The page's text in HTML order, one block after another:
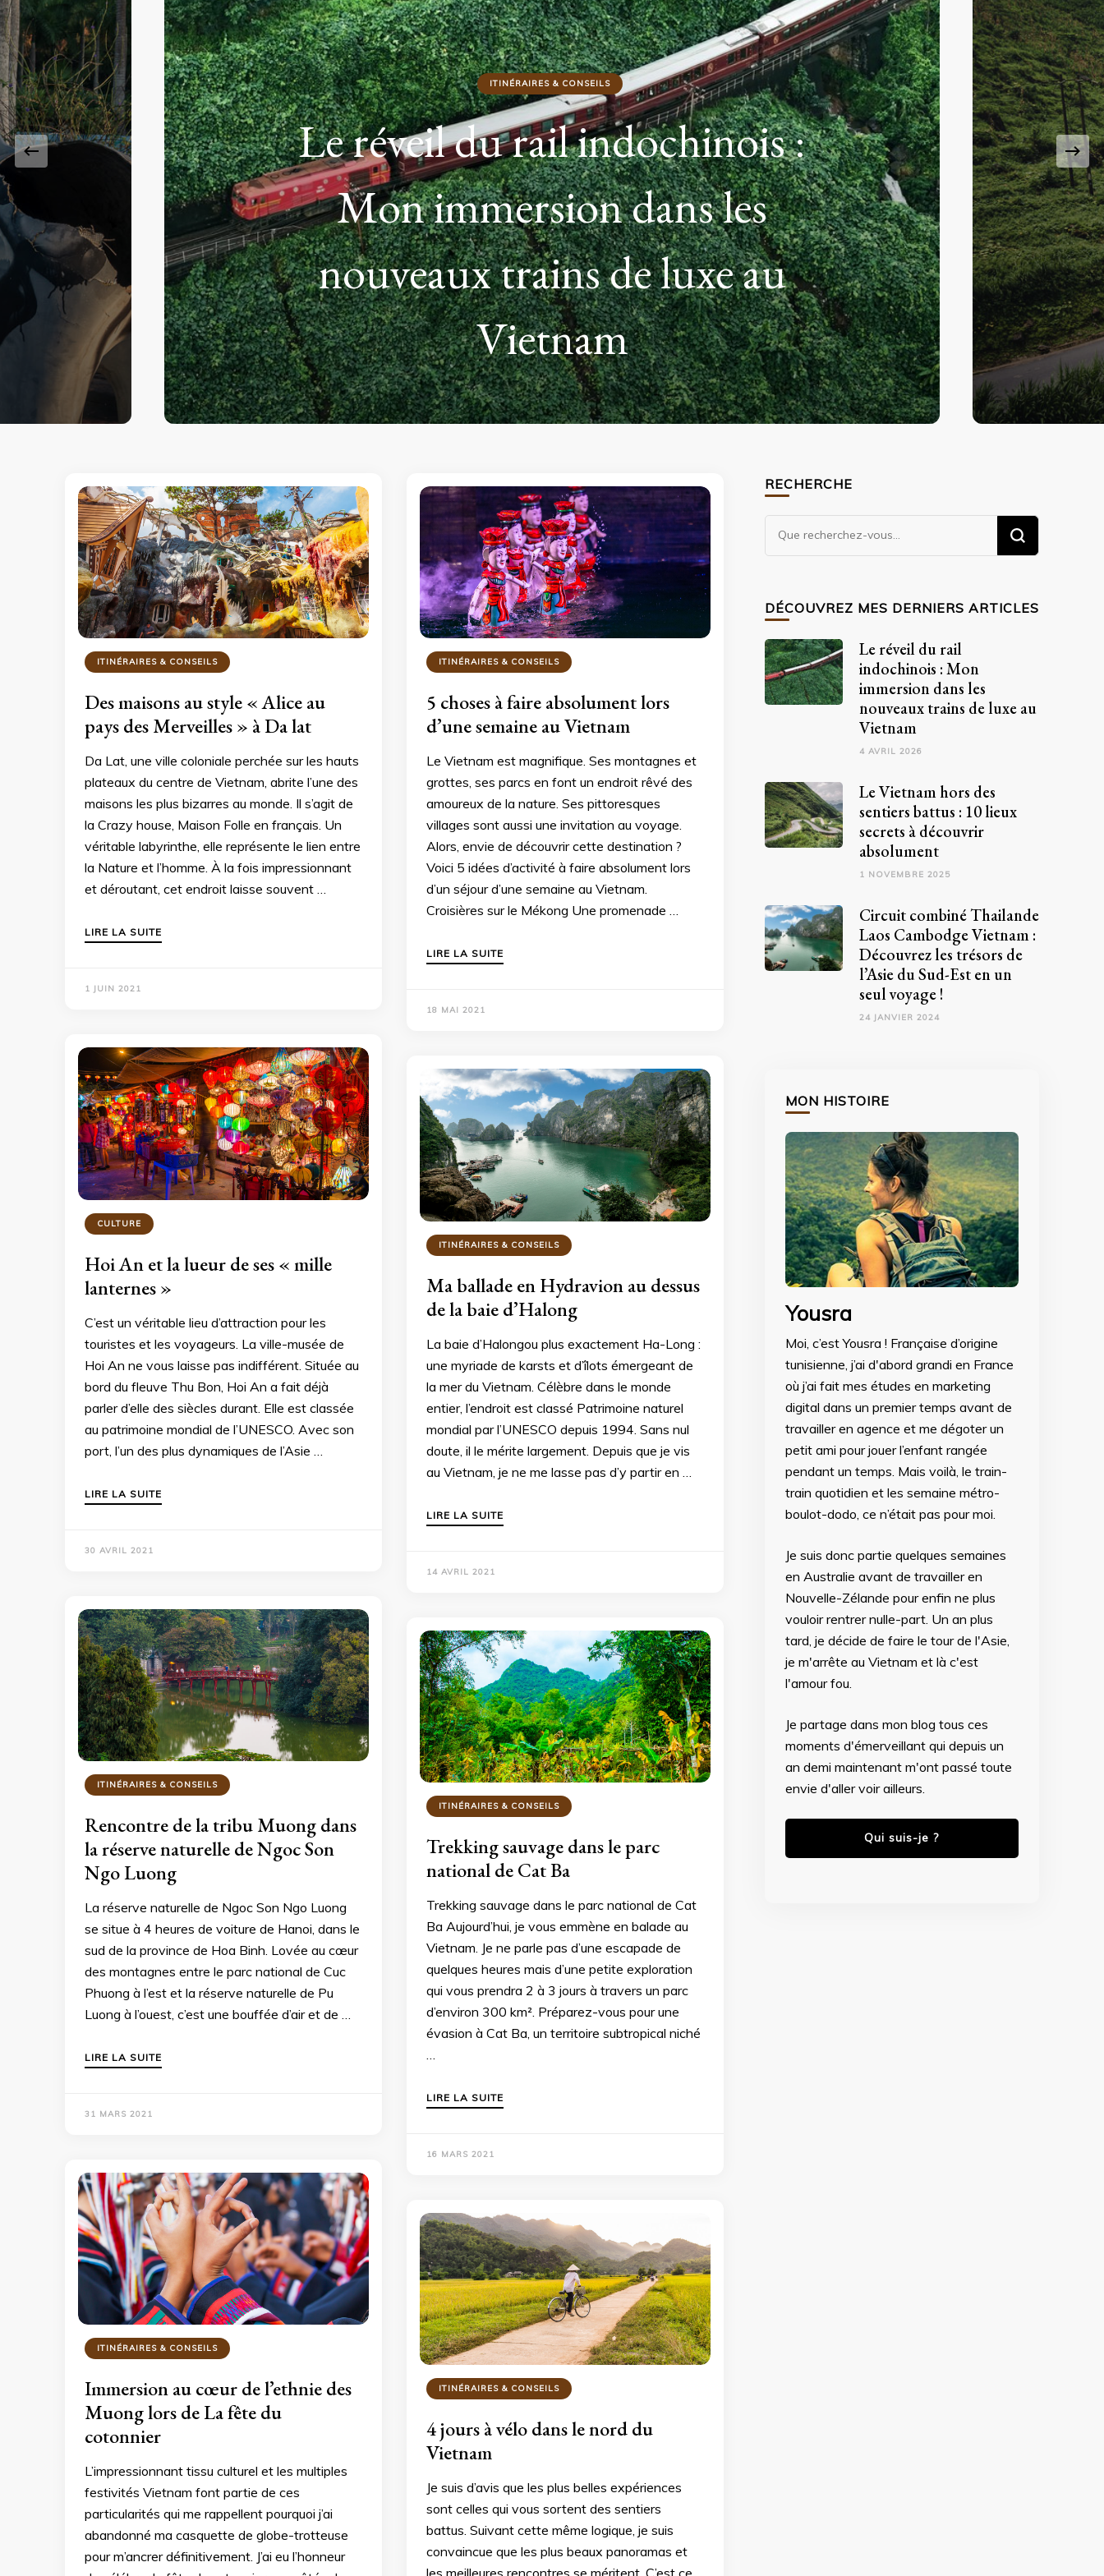
ITINÉRAIRES & CONSEILS
Le Vietnam hors des sentiers
battus : 10 lieux secrets à
découvrir absolument
ITINÉRAIRES & CONSEILS
Des maisons au style « Alice au
pays des Merveilles » à Da lat
Da Lat, une ville coloniale perchée sur les hauts
plateaux du centre de Vietnam, abrite l’une des
maisons les plus bizarres au monde. Il s’agit de
la Crazy house, Maison Folle en français. Un
véritable labyrinthe, elle représente le lien entre
la Nature et l’homme. À la fois impressionnant
et déroutant, cet endroit laisse souvent …
LIRE LA SUITE
1 JUIN 2021
ITINÉRAIRES & CONSEILS
5 choses à faire absolument lors
d’une semaine au Vietnam
Le Vietnam est magnifique. Ses montagnes et
grottes, ses parcs en font un endroit rêvé des
amoureux de la nature. Ses pittoresques
villages sont aussi une invitation au voyage.
Alors, envie de découvrir cette destination ?
Voici 5 idées d’activité à faire absolument lors
d’un séjour d’une semaine au Vietnam.
Croisières sur le Mékong Une promenade …
LIRE LA SUITE
18 MAI 2021
CULTURE
Hoi An et la lueur de ses « mille
lanternes »
C’est un véritable lieu d’attraction pour les
touristes et les voyageurs. La ville-musée de
Hoi An ne vous laisse pas indifférent. Située au
bord du fleuve Thu Bon, Hoi An a fait déjà
parler d’elle des siècles durant. Elle est classée
au patrimoine mondial de l’UNESCO. Avec son
port, l’un des plus dynamiques de l’Asie …
LIRE LA SUITE
30 AVRIL 2021
ITINÉRAIRES & CONSEILS
Ma ballade en Hydravion au dessus
de la baie d’Halong
La baie d’Halongou plus exactement Ha-Long :
une myriade de karsts et d’îlots émergeant de
la mer du Vietnam. Célèbre dans le monde
entier, l’endroit est classé Patrimoine naturel
mondial par l’UNESCO depuis 1994. Sans nul
doute, il le mérite largement. Depuis que je vis
au Vietnam, je ne me lasse pas d’y partir en …
LIRE LA SUITE
14 AVRIL 2021
ITINÉRAIRES & CONSEILS
Rencontre de la tribu Muong dans
la réserve naturelle de Ngoc Son
Ngo Luong
La réserve naturelle de Ngoc Son Ngo Luong
se situe à 4 heures de voiture de Hanoi, dans le
sud de la province de Hoa Binh. Lovée au cœur
des montagnes entre le parc national de Cuc
Phuong à l’est et la réserve naturelle de Pu
Luong à l’ouest, c’est une bouffée d’air et de …
LIRE LA SUITE
31 MARS 2021
ITINÉRAIRES & CONSEILS
Trekking sauvage dans le parc
national de Cat Ba
Trekking sauvage dans le parc national de Cat
Ba Aujourd’hui, je vous emmène en balade au
Vietnam. Je ne parle pas d’une escapade de
quelques heures mais d’une petite exploration
qui vous prendra 2 à 3 jours à travers un parc
d’environ 300 km². Préparez-vous pour une
évasion à Cat Ba, un territoire subtropical niché
LIRE LA SUITE
16 MARS 2021
ITINÉRAIRES & CONSEILS
Immersion au cœur de l’ethnie des
Muong lors de La fête du
cotonnier
L’impressionnant tissu culturel et les multiples
festivités Vietnam font partie de ces
particularités qui me rappellent pourquoi j’ai
abandonné ma casquette de globe-trotteuse
pour m’ancrer définitivement. J’ai eu l’honneur
ITINÉRAIRES & CONSEILS
4 jours à vélo dans le nord du
Vietnam
Je suis d’avis que les plus belles expériences
sont celles qui vous sortent des sentiers
battus. Suivant cette même logique, je suis
convaincue que les plus beaux panoramas et
les meilleures rencontres se méritent. C’est ce
RECHERCHE
Vous
recherchiez
chose
?
DÉCOUVREZ MES DERNIERS ARTICLES
Le réveil du rail
indochinois : Mon
immersion dans les
nouveaux trains de luxe au
Vietnam
4 AVRIL 2026
Le Vietnam hors des
sentiers battus : 10 lieux
secrets à découvrir
absolument
1 NOVEMBRE 2025
Circuit combiné Thailande
Laos Cambodge Vietnam :
Découvrez les trésors de
l’Asie du Sud-Est en un
seul voyage !
24 JANVIER 2024
MON HISTOIRE
Yousra
Moi, c’est Yousra ! Française d’origine
tunisienne, j’ai d'abord grandi en France
où j’ai fait mes études en marketing
digital dans un premier temps avant de
travailler en agence et me dégoter un
petit ami pour jouer l’enfant rangée
pendant un temps. Mais voilà, le train-
train quotidien et les semaine métro-
boulot-dodo, ce n’était pas pour moi.
Je suis donc partie quelques semaines
en Australie avant de travailler en
Nouvelle-Zélande pour enfin ne plus
vouloir rentrer nulle-part. Un an plus
tard, je décide de faire le tour de l'Asie,
je m'arrête au Vietnam et là c'est
l'amour fou.
Je partage dans mon blog tous ces
moments d'émerveillant qui depuis un
an demi maintenant m'ont passé toute
envie d'aller voir ailleurs.
Qui suis-je ?